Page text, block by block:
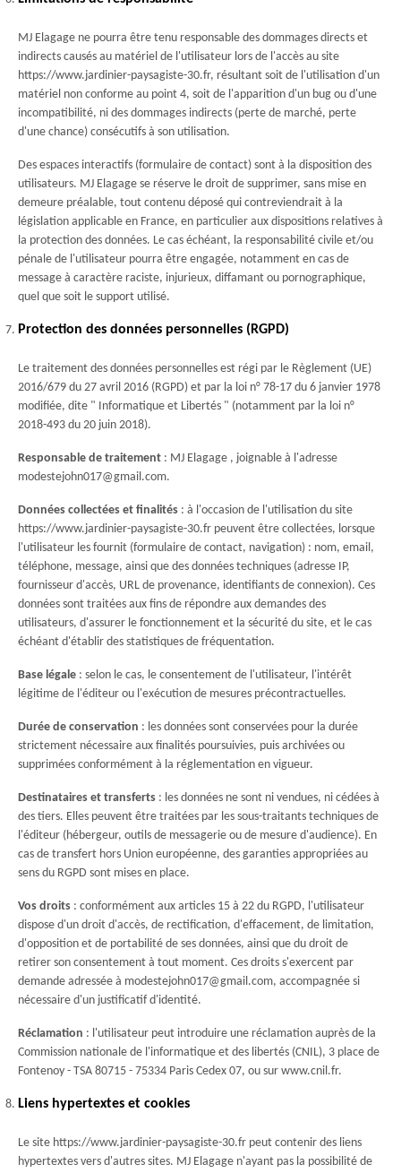
MJ Elagage ne pourra être tenu responsable des dommages directs et
indirects causés au matériel de l'utilisateur lors de l'accès au site
https://www.jardinier-paysagiste-30.fr, résultant soit de l'utilisation d'un
matériel non conforme au point 4, soit de l'apparition d'un bug ou d'une
incompatibilité, ni des dommages indirects (perte de marché, perte
d'une chance) consécutifs à son utilisation.
Des espaces interactifs (formulaire de contact) sont à la disposition des
utilisateurs. MJ Elagage se réserve le droit de supprimer, sans mise en
demeure préalable, tout contenu déposé qui contreviendrait à la
législation applicable en France, en particulier aux dispositions relatives à
la protection des données. Le cas échéant, la responsabilité civile et/ou
pénale de l'utilisateur pourra être engagée, notamment en cas de
message à caractère raciste, injurieux, diffamant ou pornographique,
quel que soit le support utilisé.
Protection des données personnelles (RGPD)
Le traitement des données personnelles est régi par le Règlement (UE)
2016/679 du 27 avril 2016 (RGPD) et par la loi n° 78-17 du 6 janvier 1978
modifiée, dite " Informatique et Libertés " (notamment par la loi n°
2018-493 du 20 juin 2018).
Responsable de traitement : MJ Elagage , joignable à l'adresse
modestejohn017@gmail.com.
Données collectées et finalités : à l'occasion de l'utilisation du site
https://www.jardinier-paysagiste-30.fr peuvent être collectées, lorsque
l'utilisateur les fournit (formulaire de contact, navigation) : nom, email,
téléphone, message, ainsi que des données techniques (adresse IP,
fournisseur d'accès, URL de provenance, identifiants de connexion). Ces
données sont traitées aux fins de répondre aux demandes des
utilisateurs, d'assurer le fonctionnement et la sécurité du site, et le cas
échéant d'établir des statistiques de fréquentation.
Base légale : selon le cas, le consentement de l'utilisateur, l'intérêt
légitime de l'éditeur ou l'exécution de mesures précontractuelles.
Durée de conservation : les données sont conservées pour la durée
strictement nécessaire aux finalités poursuivies, puis archivées ou
supprimées conformément à la réglementation en vigueur.
Destinataires et transferts : les données ne sont ni vendues, ni cédées à
des tiers. Elles peuvent être traitées par les sous-traitants techniques de
l'éditeur (hébergeur, outils de messagerie ou de mesure d'audience). En
cas de transfert hors Union européenne, des garanties appropriées au
sens du RGPD sont mises en place.
Vos droits : conformément aux articles 15 à 22 du RGPD, l'utilisateur
dispose d'un droit d'accès, de rectification, d'effacement, de limitation,
d'opposition et de portabilité de ses données, ainsi que du droit de
retirer son consentement à tout moment. Ces droits s'exercent par
demande adressée à modestejohn017@gmail.com, accompagnée si
nécessaire d'un justificatif d'identité.
Réclamation : l'utilisateur peut introduire une réclamation auprès de la
Commission nationale de l'informatique et des libertés (CNIL), 3 place de
Fontenoy - TSA 80715 - 75334 Paris Cedex 07, ou sur www.cnil.fr.
Liens hypertextes et cookies
Le site https://www.jardinier-paysagiste-30.fr peut contenir des liens
hypertextes vers d'autres sites. MJ Elagage n'ayant pas la possibilité de